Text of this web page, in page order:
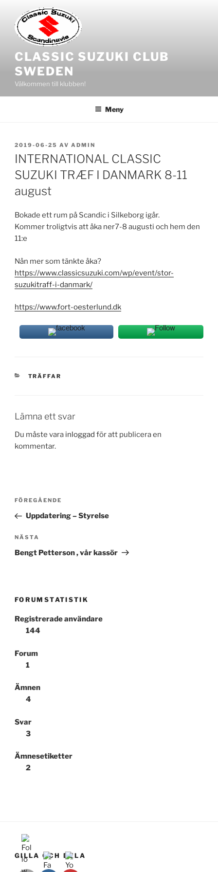
innehåll
CLASSIC SUZUKI CLUB
SWEDEN
Välkommen till klubben!
Meny
PUBLICERAT
2019-06-25 AV ADMIN
INTERNATIONAL CLASSIC
SUZUKI TRÆF I DANMARK 8-11
august
Bokade ett rum på Scandic i Silkeborg igår.
Kommer troligtvis att åka ner7-8 augusti och hem den
11:e
Nån mer som tänkte åka?
https://www.classicsuzuki.com/wp/event/stor-
suzukitraff-i-danmark/
https://www.fort-oesterlund.dk
KATEGORIER
TRÄFFAR
Lämna ett svar
Du måste vara inloggad för att publicera en
kommentar.
Inläggsnavigering
Föregående
inlägg
FÖREGÅENDE
Uppdatering – Styrelse
Nästa
inlägg
NÄSTA
Bengt Petterson , vår kassör
FORUMSTATISTIK
Registrerade användare
144
Forum
1
Ämnen
4
Svar
3
Ämnesetiketter
2
GILLA OCH DELA